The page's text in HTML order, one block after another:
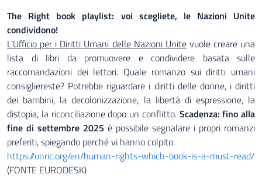
The Right book playlist: voi scegliete, le Nazioni Unite
condividono!
L'Ufficio per i Diritti Umani delle Nazioni Unitevuole creare una
lista di libri da promuovere e condividere basata sulle
raccomandazioni dei lettori. Quale romanzo sui diritti umani
consigliereste? Potrebbe riguardare i diritti delle donne, i diritti
dei bambini, la decolonizzazione, la libertà di espressione, la
distopia, la riconciliazione dopo un conflitto. Scadenza: fino alla
fine di settembre 2025 è possibile segnalare i propri romanzi
preferiti, spiegando perché vi hanno colpito.
https://unric.org/en/human-rights-which-book-is-a-must-read/
(FONTE EURODESK)